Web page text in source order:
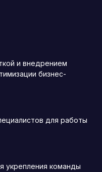
и внедрением
бизнес-
для работы
укрепления команды